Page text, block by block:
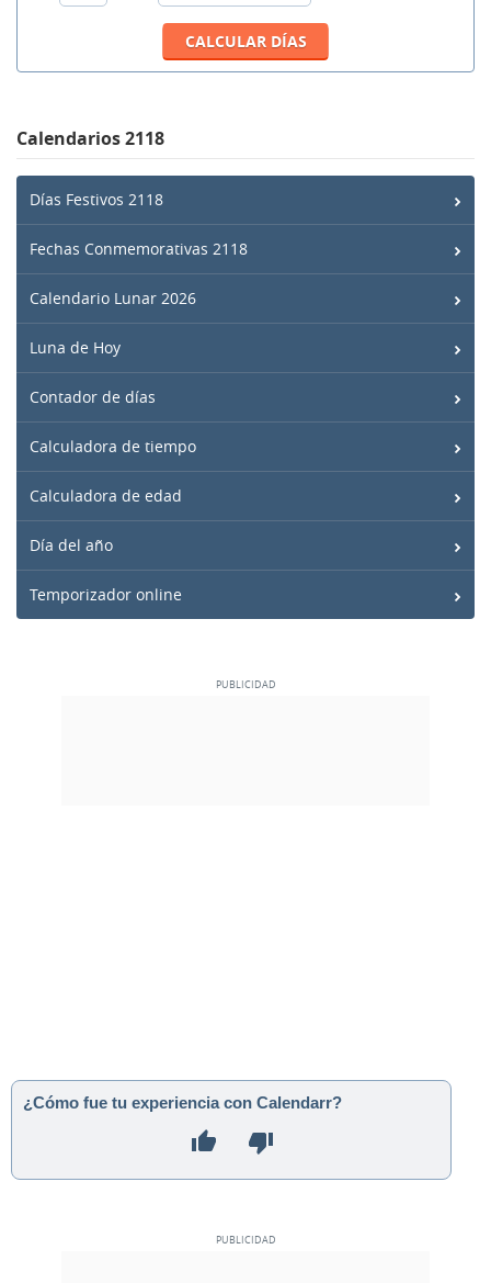
Calendarios 2118
Días Festivos 2118
Fechas Conmemorativas 2118
Calendario Lunar 2026
Luna de Hoy
Contador de días
Calculadora de tiempo
Calculadora de edad
Día del año
Temporizador online
¿Cómo fue tu experiencia con Calendarr?